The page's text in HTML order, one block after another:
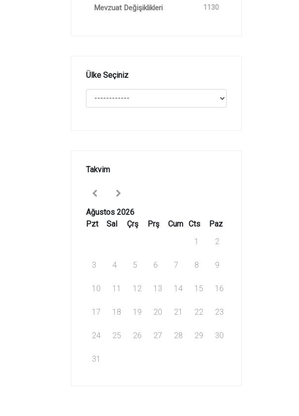
Mevzuat Değişiklikleri 1130
Ülke Seçiniz
Takvim
Ağustos 2026
Pzt
Sal Çrş Prş Cum Cts
Paz
1
2
3 4 5 6 7 8 9
10 11 12 13 14 15 16
17 18 19 20 21 22 23
24 25 26 27 28 29 30
31